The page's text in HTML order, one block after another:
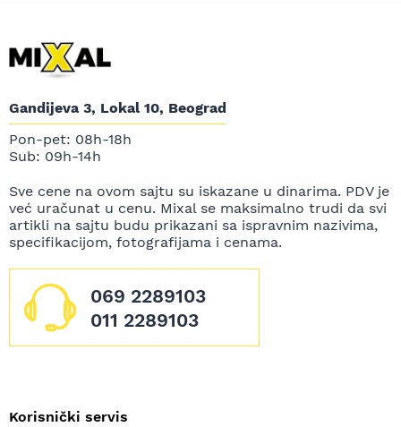
Gandijeva 3, Lokal 10, Beograd
Pon-pet: 08h-18h
Sub: 09h-14h
Sve cene na ovom sajtu su iskazane u dinarima. PDV je
već uračunat u cenu. Mixal se maksimalno trudi da svi
artikli na sajtu budu prikazani sa ispravnim nazivima,
specifikacijom, fotografijama i cenama.
069 2289103
011 2289103
Korisnički servis